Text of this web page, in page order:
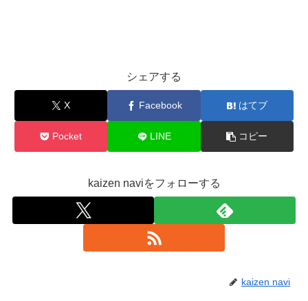
シェアする
X Facebook はてブ
Pocket LINE コピー
kaizen naviをフォローする
kaizen navi